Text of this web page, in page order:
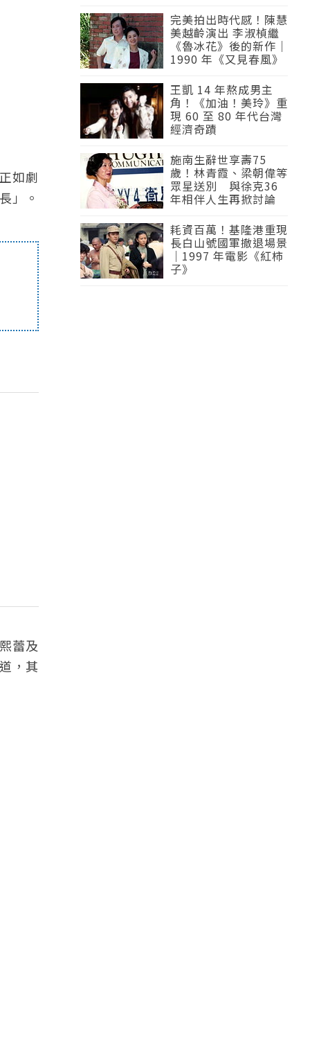
如劇
」。
蕾及
，其
完美拍出時代感！陳慧
美越齡演出 李淑楨繼
《魯冰花》後的新作｜
1990 年《又見春風》
王凱 14 年熬成男主
角！《加油！美玲》重
現 60 至 80 年代台灣
經濟奇蹟
施南生辭世享壽75
歲！林青霞、梁朝偉等
眾星送別 與徐克36
年相伴人生再掀討論
耗資百萬！基隆港重現
長白山號國軍撤退場景
｜1997 年電影《紅柿
子》